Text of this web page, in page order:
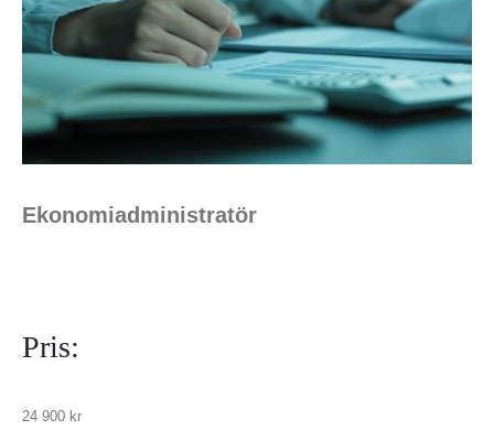
Ekonomiadministratör
Pris:
24 900 kr